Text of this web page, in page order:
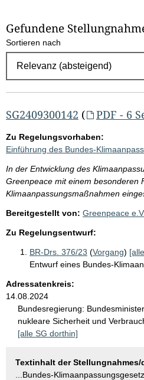
l
E
g
e
b
n
i
s
s
e
p
r
e
i
Gefundene
Sortieren nach
SG2409300142 ( PDF - 6
Zu Regelungsvorhaben:
Einführung des Bundes-
In der Entwicklung des
Greenpeace mit einem besonderen
Klimaanpassungsmaßnahmen
Bereitgestellt von: Greenpeace e.V.
Zu Regelungsentwurf:
BR-Drs. 376/23 (Vorgang)
Entwurf eines Bundes-
Adressatenkreis:
14.08.2024
Bundesregierung:
nukleare Sicherheit und
[alle SG dorthin]
Textinhalt der
...Bundes-